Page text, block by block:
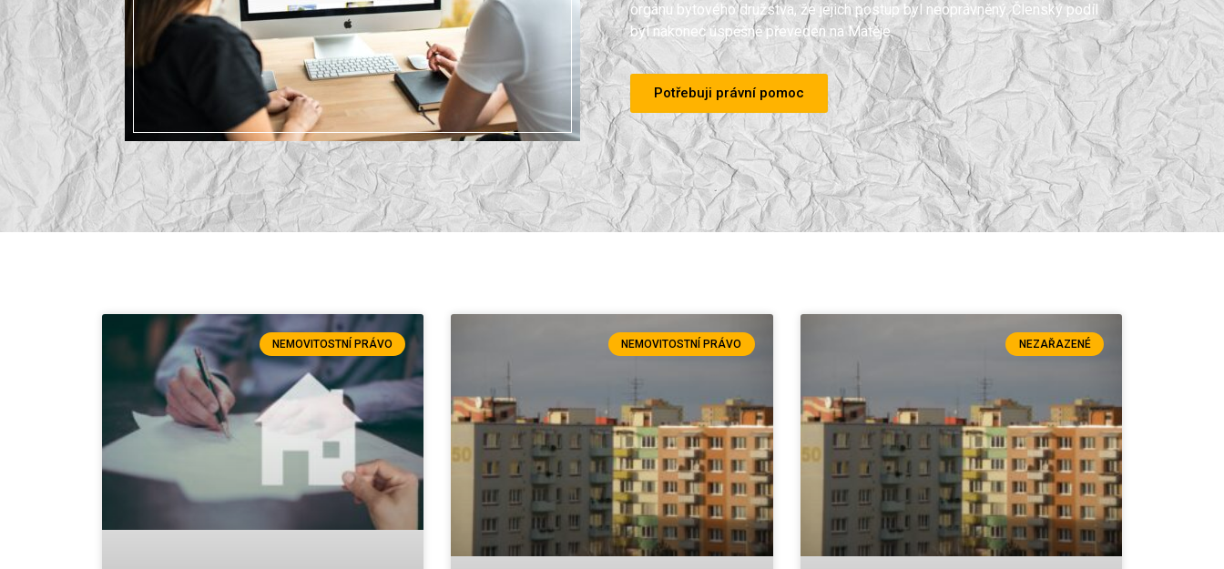
orgánu bytového družstva, že jejich postup byl neoprávněný. Členský podíl
byl nakonec úspěšně převeden na Matěje.
Potřebuji právní pomoc
NEMOVITOSTNÍ PRÁVO NEMOVITOSTNÍ PRÁVO NEZAŘAZENÉ